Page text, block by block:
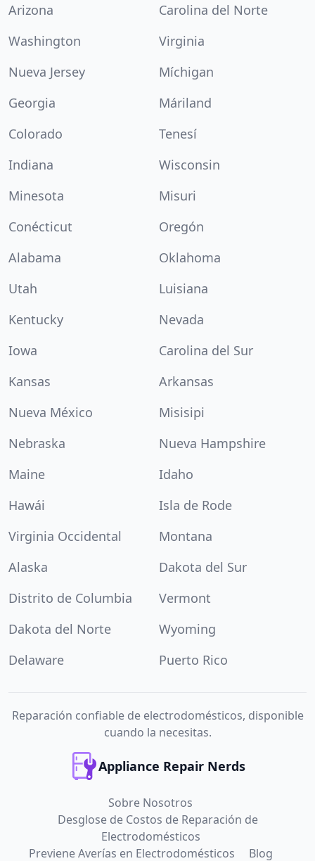
Arizona
Carolina del Norte
Washington
Virginia
Nueva Jersey
Míchigan
Georgia
Máriland
Colorado
Tenesí
Indiana
Wisconsin
Minesota
Misuri
Conécticut
Oregón
Alabama
Oklahoma
Utah
Luisiana
Kentucky
Nevada
Iowa
Carolina del Sur
Kansas
Arkansas
Nueva México
Misisipi
Nebraska
Nueva Hampshire
Maine
Idaho
Hawái
Isla de Rode
Virginia Occidental
Montana
Alaska
Dakota del Sur
Distrito de Columbia
Vermont
Dakota del Norte
Wyoming
Delaware
Puerto Rico
Reparación confiable de electrodomésticos, disponible
cuando la necesitas.
Appliance Repair Nerds
Sobre Nosotros
Desglose de Costos de Reparación de
Electrodomésticos
Previene Averías en Electrodomésticos
Blog